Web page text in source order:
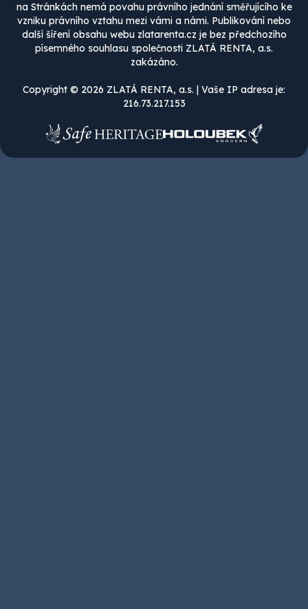
na Stránkách nemá povahu právního jednání směřujícího ke
vzniku právního vztahu mezi vámi a námi. Publikování nebo
další šíření obsahu webu zlatarenta.cz je bez předchozího
písemného souhlasu společnosti ZLATÁ RENTA, a.s.
zakázáno.
Copyright © 2026 ZLATÁ RENTA, a.s. | Vaše IP adresa je:
216.73.217.153